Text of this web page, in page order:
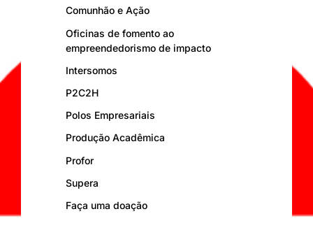
Comunhão e Ação
Oficinas de fomento ao
empreendedorismo de impacto
Intersomos
P2C2H
Polos Empresariais
Produção Acadêmica
Profor
Supera
Faça uma doação